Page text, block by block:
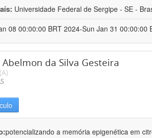
Universidade Federal de Sergipe - SE -
08 00:00:00 BRT 2024-Sun Jan 31 00:00:00
Abelmon da Silva Gesteira
potencializando a memória epigenética em